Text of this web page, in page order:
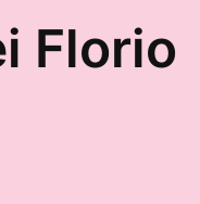
Florio